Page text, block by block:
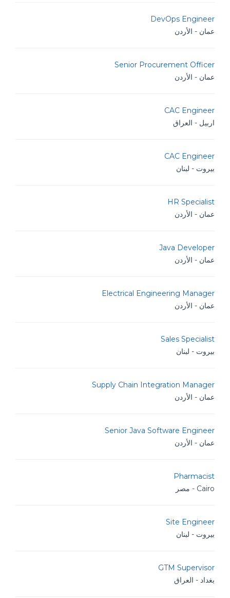
DevOps Engineer
عمان - الأردن
Senior Procurement Officer
عمان - الأردن
CAC Engineer
اربيل - العراق
CAC Engineer
بيروت - لبنان
HR Specialist
عمان - الأردن
Java Developer
عمان - الأردن
Electrical Engineering Manager
عمان - الأردن
Sales Specialist
بيروت - لبنان
Supply Chain Integration Manager
عمان - الأردن
Senior Java Software Engineer
عمان - الأردن
Pharmacist
Cairo - مصر
Site Engineer
بيروت - لبنان
GTM Supervisor
بغداد - العراق